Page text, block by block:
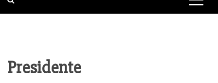
Presidente